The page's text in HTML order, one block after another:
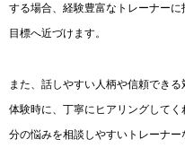
する場合、経験豊富なトレーナー
目標へ近づけます。
また、話しやすい人柄や信頼でき
体験時に、丁寧にヒアリングして
分の悩みを相談しやすいトレーナー